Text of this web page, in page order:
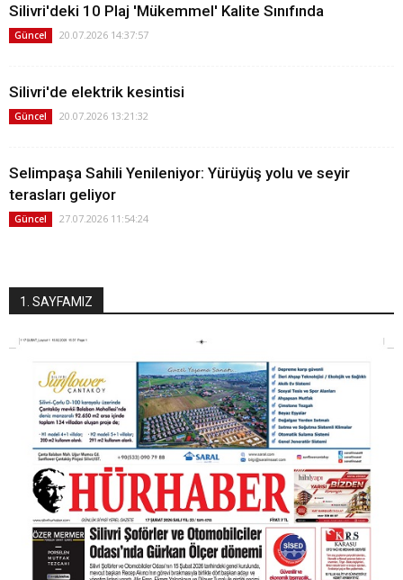
Silivri'deki 10 Plaj 'Mükemmel' Kalite Sınıfında
Güncel 20.07.2026 14:37:57
Silivri'de elektrik kesintisi
Güncel 20.07.2026 13:21:32
Selimpaşa Sahili Yenileniyor: Yürüyüş yolu ve seyir
terasları geliyor
Güncel 27.07.2026 11:54:24
1. SAYFAMIZ